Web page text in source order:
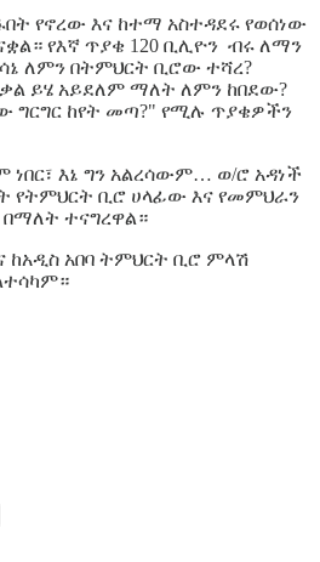
የኖረው እና ከተማ አስተዳደሩ የወሰነው
የእኛ ጥያቄ 120 ቢሊዮን ብሩ ለማን
ለምን በትምህርት ቢሮው ተሻረ?
ይሄ አይደለም ማለት ለምን ከበደው?
ግርግር ከየት መጣ?" የሚሉ ጥያቄዎችን
እኔ ግን አልረሳውም… ወ/ሮ አዳነች
የትምህርት ቢሮ ሀላፊው እና የመምህራን
ተናግረዋል።
ከአዲስ አበባ ትምህርት ቢሮ ምላሽ